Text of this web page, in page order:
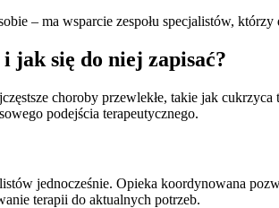
– ma wsparcie zespołu specjalistów,
jak się do niej zapisać?
choroby przewlekłe, takie jak
podejścia terapeutycznego.
jednocześnie. Opieka koordynowana
terapii do aktualnych potrzeb.